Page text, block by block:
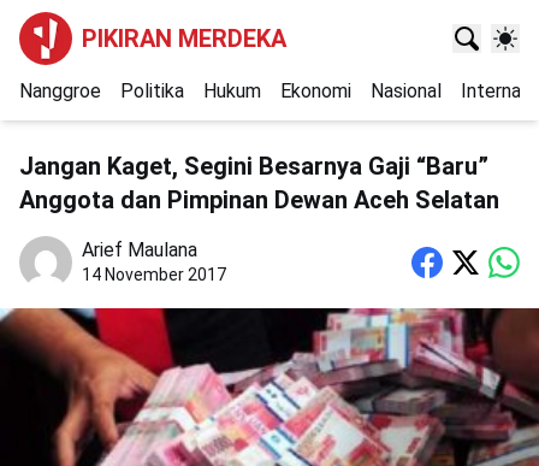
PIKIRAN MERDEKA
Nanggroe Politika Hukum Ekonomi Nasional
Jangan Kaget, Segini Besarnya Gaji “Baru”
Anggota dan Pimpinan Dewan Aceh Selatan
Arief Maulana
14 November 2017